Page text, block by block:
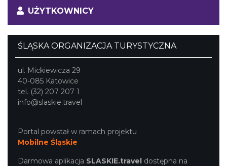
UŻYTKOWNICY
ŚLĄSKA ORGANIZACJA TURYSTYCZNA
ul. Mickiewicza 29
40-085 Katowice
tel. (32) 207 207 1
info@slaskie.travel
Portal powstał w ramach projektu
Mobilne Śląskie
Darmowa aplikacja SLASKIE.travel dostępna na